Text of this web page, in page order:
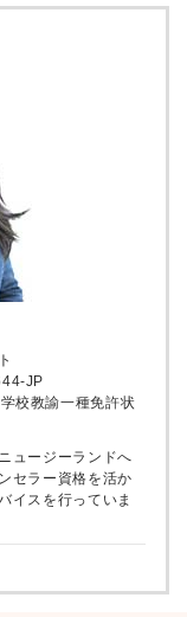
JP
校教諭一種免許状
ュージーランドへ
セラー資格を活か
イスを行っていま